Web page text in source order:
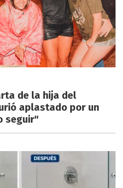
de la hija del
aplastado por un
seguir"